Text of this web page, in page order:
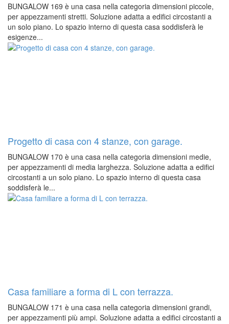
BUNGALOW 169 è una casa nella categoria dimensioni piccole,
per appezzamenti stretti. Soluzione adatta a edifici circostanti a
un solo piano. Lo spazio interno di questa casa soddisferà le
esigenze...
Progetto di casa con 4 stanze, con garage.
BUNGALOW 170 è una casa nella categoria dimensioni medie,
per appezzamenti di media larghezza. Soluzione adatta a edifici
circostanti a un solo piano. Lo spazio interno di questa casa
soddisferà le...
Casa familiare a forma di L con terrazza.
BUNGALOW 171 è una casa nella categoria dimensioni grandi,
per appezzamenti più ampi. Soluzione adatta a edifici circostanti a